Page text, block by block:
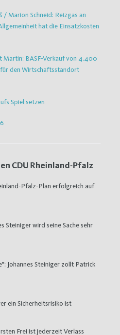
/ Marion Schneid: Reizgas an
hat die Einsatzkosten
Martin: BASF-Verkauf von 4.400
den Wirtschaftsstandort
Spiel setzen
CDU Rheinland-Pfalz
Pfalz-Plan erfolgreich auf
Steiniger wird seine Sache sehr
Johannes Steiniger zollt Patrick
ein Sicherheitsrisiko ist
Frei ist jederzeit Verlass